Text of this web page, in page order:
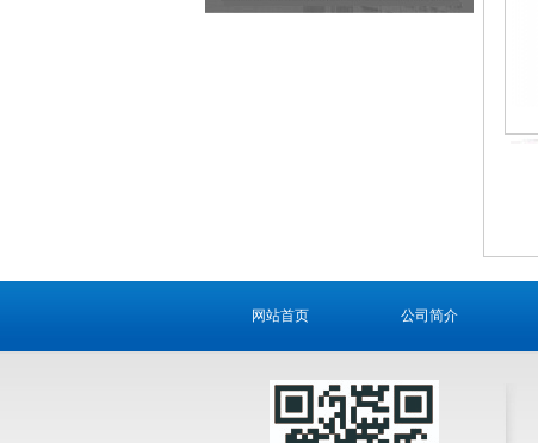
网站首页 公司简介